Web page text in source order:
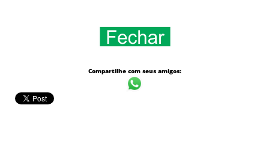
Compartilhe com seus amigos: